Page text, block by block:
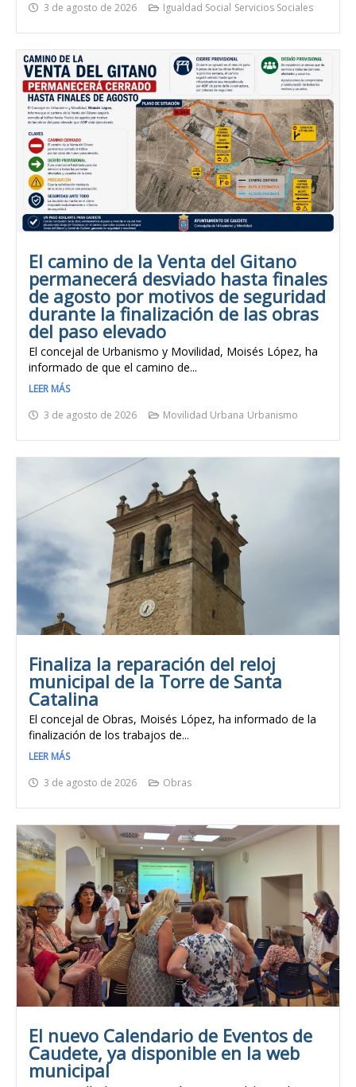
3 de agosto de 2026
Igualdad Social Servicios Sociales
El camino de la Venta del Gitano
permanecerá desviado hasta finales
de agosto por motivos de seguridad
durante la finalización de las obras
del paso elevado
El concejal de Urbanismo y Movilidad, Moisés López, ha
informado de que el camino de...
LEER MÁS
3 de agosto de 2026
Movilidad Urbana Urbanismo
Finaliza la reparación del reloj
municipal de la Torre de Santa
Catalina
El concejal de Obras, Moisés López, ha informado de la
finalización de los trabajos de...
LEER MÁS
3 de agosto de 2026
Obras
El nuevo Calendario de Eventos de
Caudete, ya disponible en la web
municipal